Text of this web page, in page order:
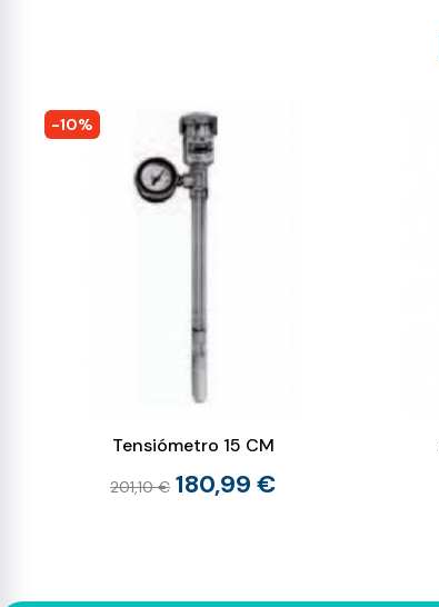
-10%
Tensiómetro 15 CM
201,10 € 180,99 €